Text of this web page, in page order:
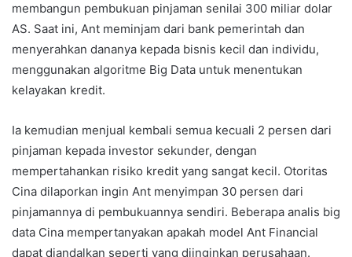
membangun pembukuan pinjaman senilai 300 miliar dolar
AS. Saat ini, Ant meminjam dari bank pemerintah dan
menyerahkan dananya kepada bisnis kecil dan individu,
menggunakan algoritme Big Data untuk menentukan
kelayakan kredit.
Ia kemudian menjual kembali semua kecuali 2 persen dari
pinjaman kepada investor sekunder, dengan
mempertahankan risiko kredit yang sangat kecil. Otoritas
Cina dilaporkan ingin Ant menyimpan 30 persen dari
pinjamannya di pembukuannya sendiri. Beberapa analis big
data Cina mempertanyakan apakah model Ant Financial
dapat diandalkan seperti yang diinginkan perusahaan.